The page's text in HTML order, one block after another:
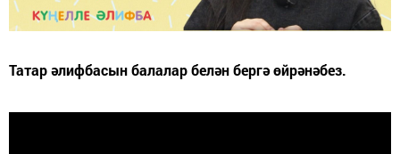
Татар әлифбасын балалар белән бергә өйрәнәбез.